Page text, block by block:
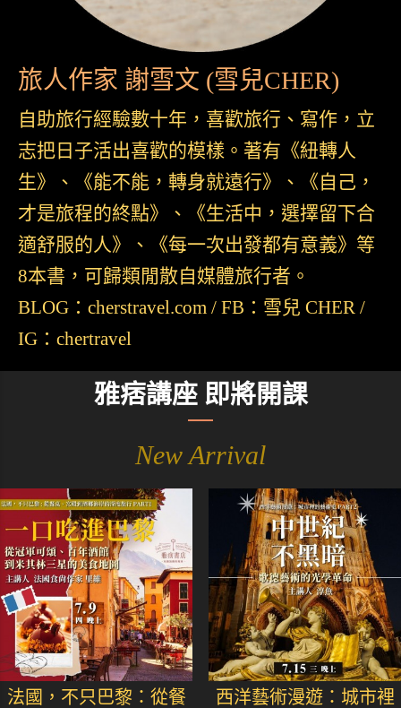
旅人作家 謝雪文 (雪兒CHER)
自助旅行經驗數十年，喜歡旅行、寫作，立
志把日子活出喜歡的模樣。著有《紐轉人
生》、《能不能，轉身就遠行》、《自己，
才是旅程的終點》、《生活中，選擇留下合
適舒服的人》、《每一次出發都有意義》等
8本書，可歸類閒散自媒體旅行者。
BLOG：cherstravel.com / FB：雪兒 CHER /
IG：chertravel
雅痞講座 即將開課
New Arrival
法國，不只巴黎：從餐
西洋藝術漫遊：城市裡